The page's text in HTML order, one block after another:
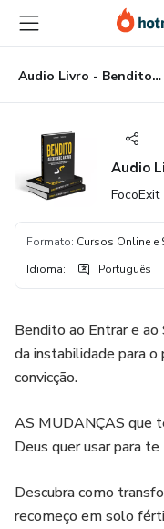
para
conteúdo
principal
para
pagamento
para
rodapé
Audio Livro - Bendito ao Entrar e ao Sair
Audio
FocoExit
Formato: Cursos Online e
Idioma: Português
Bendito ao Entrar e
da instabilidade para o
convicção.
AS MUDANÇAS que
Deus quer usar para
Descubra como
recomeço em solo